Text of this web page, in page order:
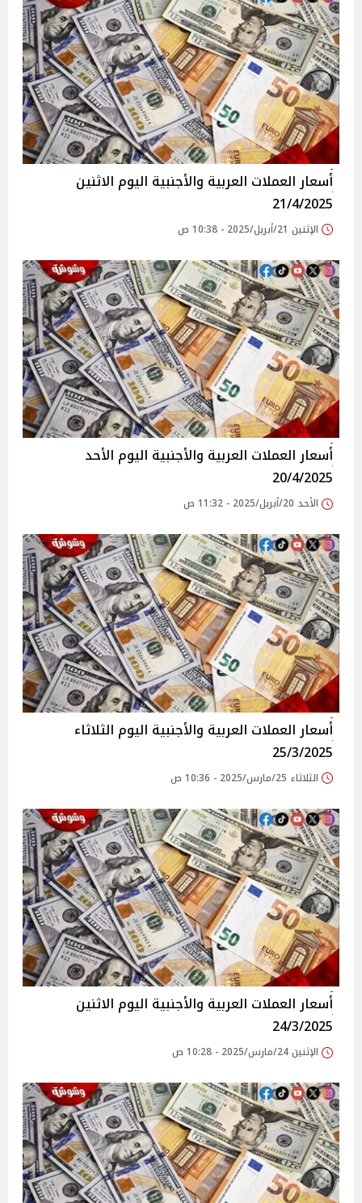
أسعار العملات العربية والأجنبية اليوم الاثنين
21/4/2025
الإثنين 21/أبريل/2025 - 10:38 ص
أسعار العملات العربية والأجنبية اليوم الأحد
20/4/2025
الأحد 20/أبريل/2025 - 11:32 ص
أسعار العملات العربية والأجنبية اليوم الثلاثاء
25/3/2025
الثلاثاء 25/مارس/2025 - 10:36 ص
أسعار العملات العربية والأجنبية اليوم الاثنين
24/3/2025
الإثنين 24/مارس/2025 - 10:28 ص